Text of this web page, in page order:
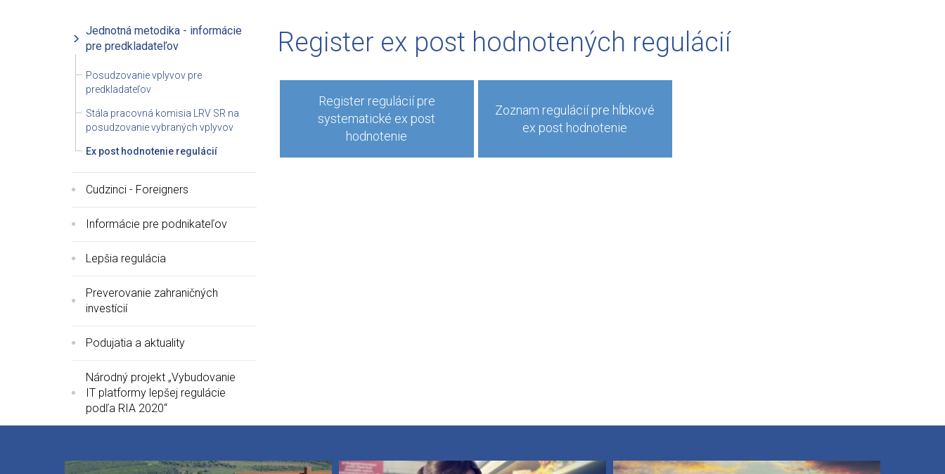
Jednotná metodika - informácie
pre predkladateľov
Posudzovanie vplyvov pre
predkladateľov
Stála pracovná komisia LRV SR na
posudzovanie vybraných vplyvov
Ex post hodnotenie regulácií
Cudzinci - Foreigners
Informácie pre podnikateľov
Lepšia regulácia
Preverovanie zahraničných
investícií
Podujatia a aktuality
Národný projekt „Vybudovanie
IT platformy lepšej regulácie
podľa RIA 2020“
Register ex post hodnotených regulácií
Register regulácií pre
systematické ex post
hodnotenie
Zoznam regulácií pre hĺbkové
ex post hodnotenie